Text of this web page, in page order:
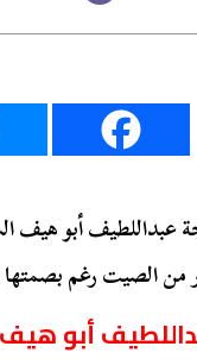
أبو هيف
من الصيت رغم بصمتها
أبو